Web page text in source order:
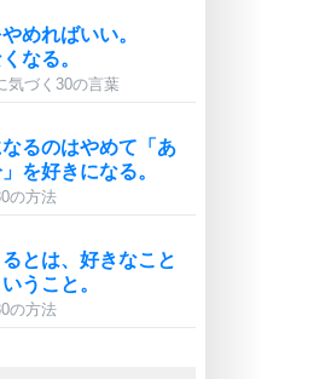
めればいい。
なる。
気づく30の言葉
るのはやめて「あ
を好きになる。
の方法
とは、好きなこと
うこと。
の方法